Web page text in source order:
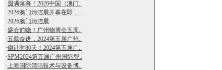
· 圆满落幕！2026中国（澳门..
·2026澳门清洁展开幕在即，..
·2026澳门清洁展
·盛会前瞻！广州物博会五周..
·五载奋进，2024第五届广州..
·倒计时80天！2024第五届广..
·SPM2024第五届广州国际智..
·上海国际清洁技术与设备博..